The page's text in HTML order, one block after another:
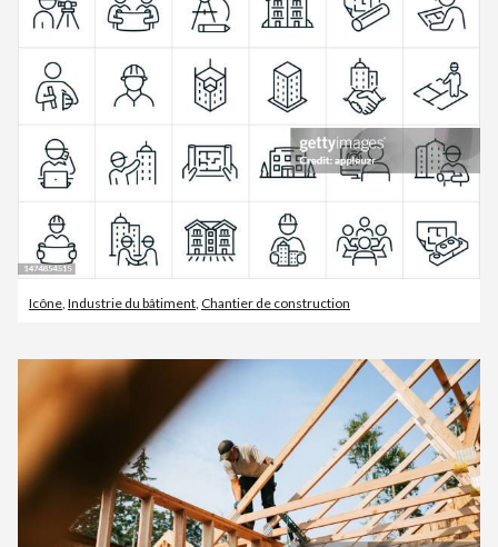
Icône Industrie du bâtiment Chantier de construction